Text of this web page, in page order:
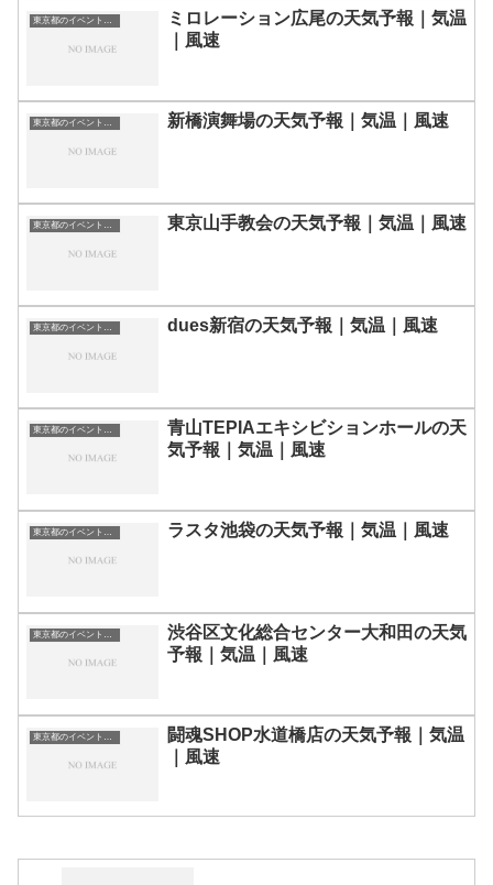
東京都のイベント会場一覧
ミロレーション広尾の天気予報｜気温
｜風速
東京都のイベント会場一覧 新橋演舞場の天気予報｜気温｜風速
東京都のイベント会場一覧 東京山手教会の天気予報｜気温｜風速
東京都のイベント会場一覧 dues新宿の天気予報｜気温｜風速
東京都のイベント会場一覧
青山TEPIAエキシビションホールの天
気予報｜気温｜風速
ラスタ池袋の天気予報｜気温｜風速
渋谷区文化総合センター大和田の天気
予報｜気温｜風速
闘魂SHOP水道橋店の天気予報｜気温
｜風速